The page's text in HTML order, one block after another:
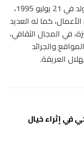
جدير بالذكر أن بيمن خليل صحفي مصري، ولد في 21 يوليو 1995،
كما له العديد
في المجال الثقافي،
والجرائد
العريقة.
في إثراء خيال